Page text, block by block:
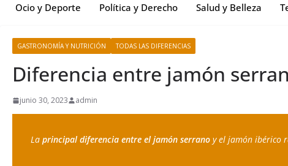
Ocio y Deporte
Política y Derecho Salud y Belleza
GASTRONOMÍA Y NUTRICIÓN TODAS LAS DIFERENCIAS
Diferencia entre jamón
junio 30, 2023 admin
La principal diferencia entre el jamón serrano y el jamón ibérico